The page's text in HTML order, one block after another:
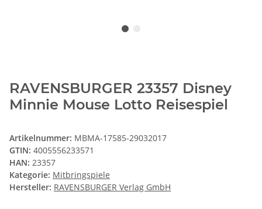
RAVENSBURGER 23357 Disney
Minnie Mouse Lotto Reisespiel
Artikelnummer: MBMA-17585-29032017
GTIN: 4005556233571
HAN: 23357
Kategorie: Mitbringspiele
Hersteller: RAVENSBURGER Verlag GmbH